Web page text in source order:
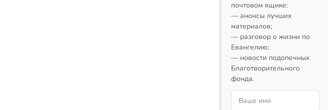
почтовом ящике:
— анонсы лучших
материалов;
— разговор о жизни по
Евангелию;
— новости подопечных
Благотворительного
фонда.